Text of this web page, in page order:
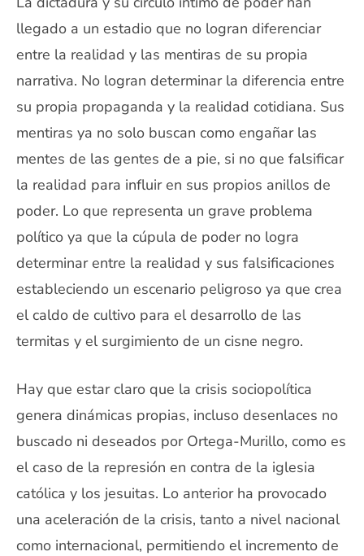
llegado a un estadio que no logran diferenciar
entre la realidad y las mentiras de su propia
narrativa. No logran determinar la diferencia entre
su propia propaganda y la realidad cotidiana. Sus
mentiras ya no solo buscan como engañar las
mentes de las gentes de a pie, si no que falsificar
la realidad para influir en sus propios anillos de
poder. Lo que representa un grave problema
político ya que la cúpula de poder no logra
determinar entre la realidad y sus falsificaciones
estableciendo un escenario peligroso ya que crea
el caldo de cultivo para el desarrollo de las
termitas y el surgimiento de un cisne negro.
Hay que estar claro que la crisis sociopolítica
genera dinámicas propias, incluso desenlaces no
buscado ni deseados por Ortega-Murillo, como es
el caso de la represión en contra de la iglesia
católica y los jesuitas. Lo anterior ha provocado
una aceleración de la crisis, tanto a nivel nacional
como internacional, permitiendo el incremento de